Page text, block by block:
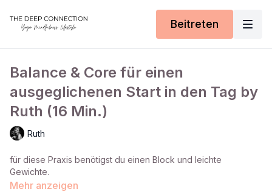
Beitreten
Balance & Core für einen
ausgeglichenen Start in den Tag by
Ruth (16 Min.)
Ruth
für diese Praxis benötigst du einen Block und leichte
Gewichte.
Mehr anzeigen